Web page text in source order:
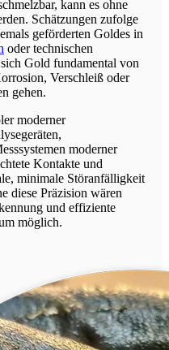
kann es ohne
Schätzungen zufolge
geförderten Goldes in
oder technischen
Gold fundamental von
Verschleiß oder
gehen.
moderner
moderner
Kontakte und
minimale Störanfälligkeit
diese Präzision wären
und effiziente
möglich.